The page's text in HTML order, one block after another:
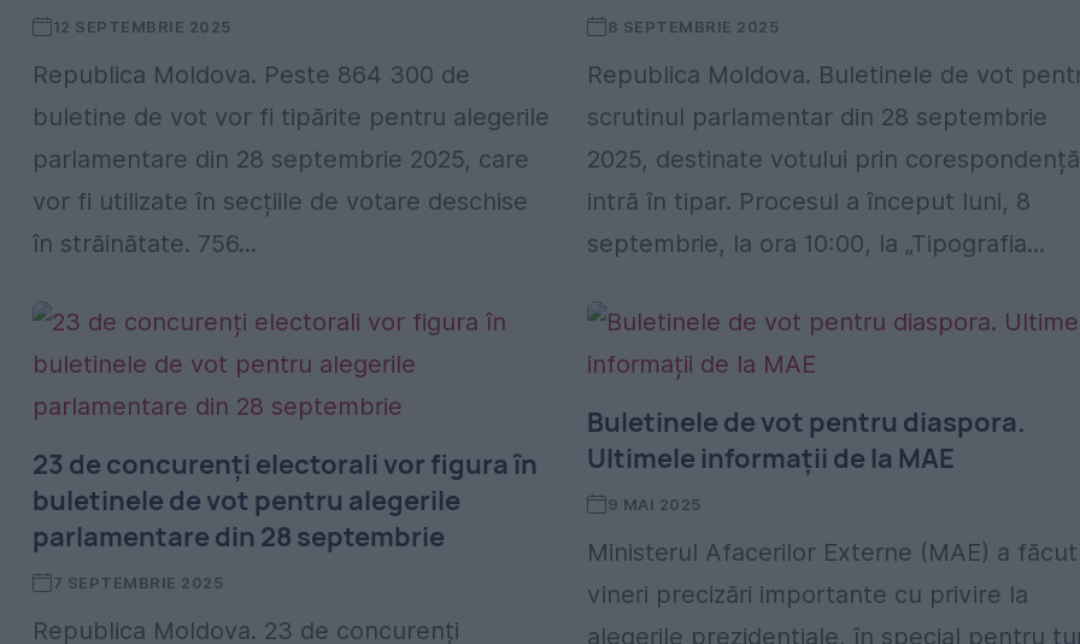
12 SEPTEMBRIE 2025
Republica Moldova. Peste 864 300 de
buletine de vot vor fi tipărite pentru alegerile
parlamentare din 28 septembrie 2025, care
vor fi utilizate în secțiile de votare deschise
în străinătate. 756...
8 SEPTEMBRIE 2025
Republica Moldova. Buletinele de vot
scrutinul parlamentar din 28 septembrie
2025, destinate votului prin
intră în tipar. Procesul a început luni, 8
septembrie, la ora 10:00, la „Tipografia...
23 de concurenți electorali vor figura în
buletinele de vot pentru alegerile
parlamentare din 28 septembrie
7 SEPTEMBRIE 2025
Republica Moldova. 23 de concurenți
Buletinele de vot pentru diaspora.
Ultimele informații de la MAE
9 MAI 2025
Ministerul Afacerilor Externe (MAE) a făcut
vineri precizări importante cu privire la
alegerile prezidențiale, în special pentru